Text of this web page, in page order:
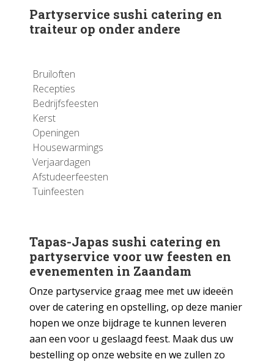
Partyservice sushi catering en
traiteur op onder andere
Bruiloften
Recepties
Bedrijfsfeesten
Kerst
Openingen
Housewarmings
Verjaardagen
Afstudeerfeesten
Tuinfeesten
Tapas-Japas sushi catering en
partyservice voor uw feesten en
evenementen in Zaandam
Onze partyservice graag mee met uw ideeën
over de catering en opstelling, op deze manier
hopen we onze bijdrage te kunnen leveren
aan een voor u geslaagd feest. Maak dus uw
bestelling op onze website en we zullen zo